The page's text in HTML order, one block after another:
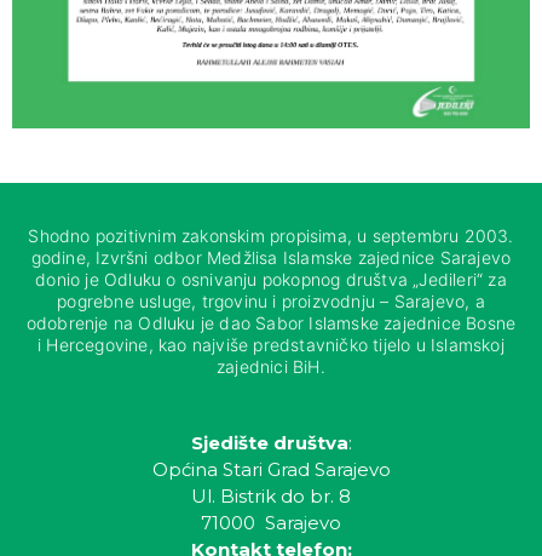
Shodno pozitivnim zakonskim propisima, u septembru 2003.
godine, Izvršni odbor Medžlisa Islamske zajednice Sarajevo
donio je Odluku o osnivanju pokopnog društva „Jedileri“ za
pogrebne usluge, trgovinu i proizvodnju – Sarajevo, a
odobrenje na Odluku je dao Sabor Islamske zajednice Bosne
i Hercegovine, kao najviše predstavničko tijelo u Islamskoj
zajednici BiH.
Sjedište društva:
Općina Stari Grad Sarajevo
Ul. Bistrik do br. 8
71000 Sarajevo
Kontakt telefon: